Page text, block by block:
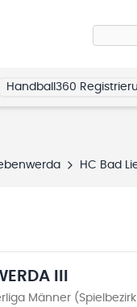
Handball360
HC Bad
III
Männer